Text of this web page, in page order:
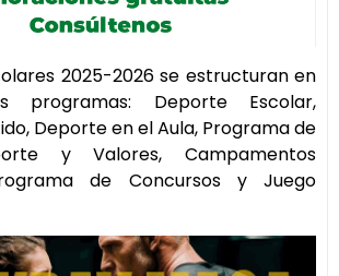
2025-2026 se estructuran en
programas: Deporte Escolar,
Deporte en el Aula, Programa de
y Valores, Campamentos
de Concursos y Juego